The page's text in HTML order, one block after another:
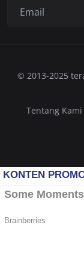
© 2013-2025
Tentang Kami